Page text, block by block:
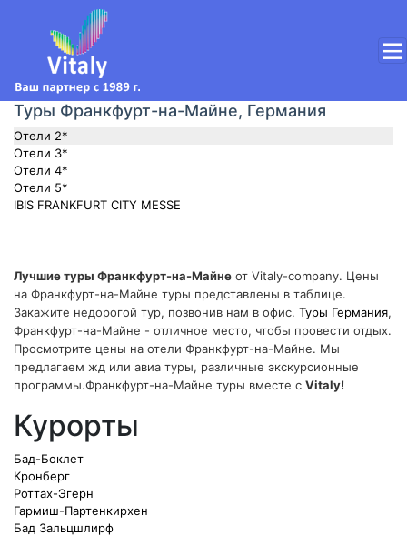
Курорты
Бад-Боклет
Кронберг
Роттах-Эгерн
Гармиш-Партенкирхен
Бад Зальцшлирф
Туры Франкфурт-на-Майне, Германия
Отели 2*
Отели 3*
Отели 4*
Отели 5*
IBIS FRANKFURT CITY MESSE
Лучшие туры Франкфурт-на-Майне от Vitaly-company. Цены
на Франкфурт-на-Майне туры представлены в таблице.
Закажите недорогой тур, позвонив нам в офис. Туры Германия,
Франкфурт-на-Майне - отличное место, чтобы провести отдых.
Просмотрите цены на отели Франкфурт-на-Майне. Мы
предлагаем жд или авиа туры, различные экскурсионные
программы.Франкфурт-на-Майне туры вместе с Vitaly!